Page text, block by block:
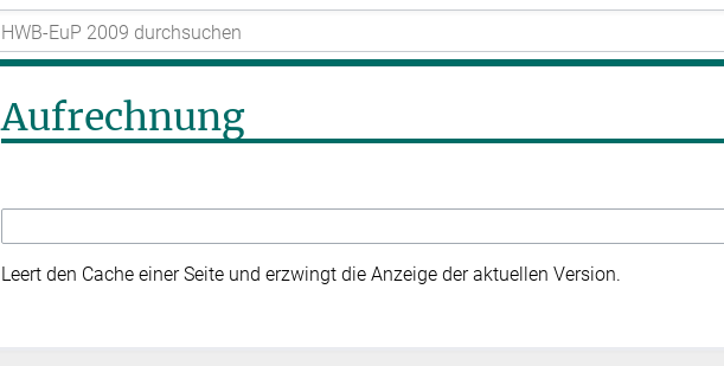
Aufrechnung
Leert den Cache einer Seite und erzwingt die Anzeige der aktuellen Version.